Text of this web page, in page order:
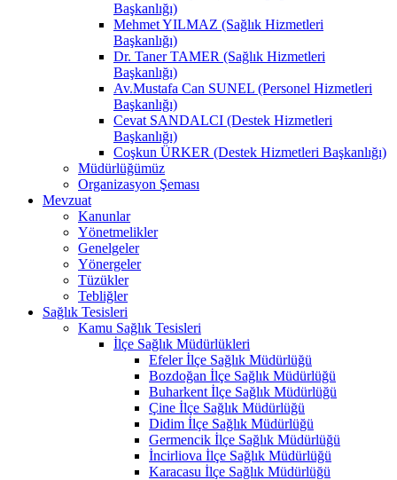
Başkanlığı)
Mehmet YILMAZ (Sağlık Hizmetleri
Başkanlığı)
Dr. Taner TAMER (Sağlık Hizmetleri
Başkanlığı)
Av.Mustafa Can SUNEL (Personel Hizmetleri
Başkanlığı)
Cevat SANDALCI (Destek Hizmetleri
Başkanlığı)
Coşkun ÜRKER (Destek Hizmetleri Başkanlığı)
Müdürlüğümüz
Organizasyon Şeması
Mevzuat
Kanunlar
Yönetmelikler
Genelgeler
Yönergeler
Tüzükler
Tebliğler
Sağlık Tesisleri
Kamu Sağlık Tesisleri
İlçe Sağlık Müdürlükleri
Efeler İlçe Sağlık Müdürlüğü
Bozdoğan İlçe Sağlık Müdürlüğü
Buharkent İlçe Sağlık Müdürlüğü
Çine İlçe Sağlık Müdürlüğü
Didim İlçe Sağlık Müdürlüğü
Germencik İlçe Sağlık Müdürlüğü
İncirliova İlçe Sağlık Müdürlüğü
Karacasu İlçe Sağlık Müdürlüğü